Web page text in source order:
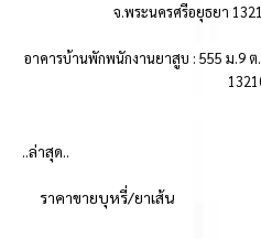
จ.พระนครศรีอยุธยา
อาคารบ้านพักพนักงานยาสูบ : 555 ม.9
..ล่าสุด..
ราคาขายบุหรี่/ยาเส้น